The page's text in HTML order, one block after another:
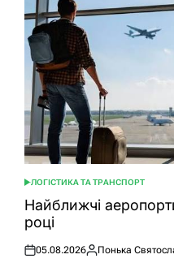
ОПУБЛІКУВАТИ
У
ЛОГІСТИКА ТА ТРАНСПОРТ
Найближчі
році
Оприлюднено
05.08.2026
Опубліковано
Понька